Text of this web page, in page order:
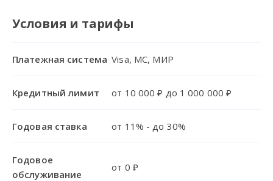
Условия и тарифы
Платежная система Visa, MC, МИР
Кредитный лимит от 10 000 ₽ до 1 000 000 ₽
Годовая ставка от 11% - до 30%
Годовое
обслуживание
от 0 ₽